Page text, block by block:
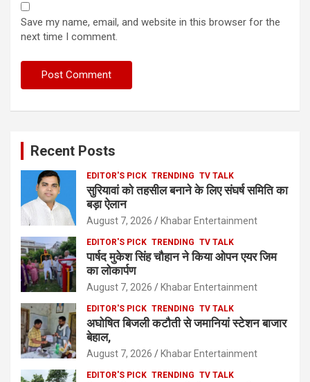
Save my name, email, and website in this browser for the
next time I comment.
Recent Posts
EDITOR'S PICK TRENDING TV TALK
सुरियावां को तहसील बनाने के लिए संघर्ष समिति का
बड़ा ऐलान
August 7, 2026 Khabar Entertainment
EDITOR'S PICK TRENDING TV TALK
पार्षद मुकेश सिंह चौहान ने किया ओपन एयर जिम
का लोकार्पण
August 7, 2026 Khabar Entertainment
EDITOR'S PICK TRENDING TV TALK
अघोषित बिजली कटौती से जमानियां स्टेशन बाजार
बेहाल,
August 7, 2026 Khabar Entertainment
EDITOR'S PICK TRENDING TV TALK